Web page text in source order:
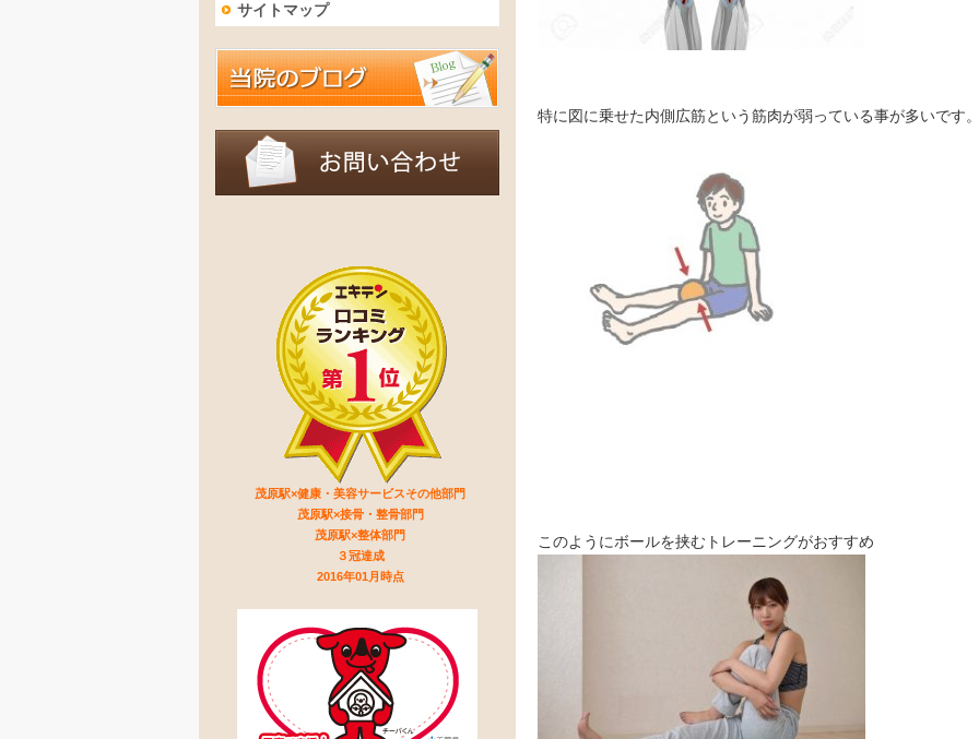
特に図に乗せた内側広筋という筋肉が弱っている事が多いです
このようにボールを挟むトレーニングがおすすめ
サイトマップ
茂原駅×健康・美容サービスその他部門
茂原駅×接骨・整骨部門
茂原駅×整体部門
３冠達成
2016年01月時点